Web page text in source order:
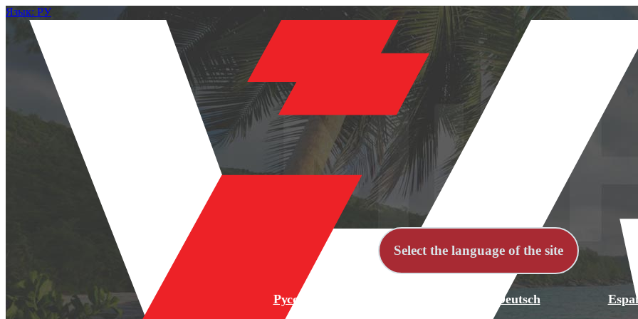
Язык: РУ
Select the language of the site
Русский Deutsch